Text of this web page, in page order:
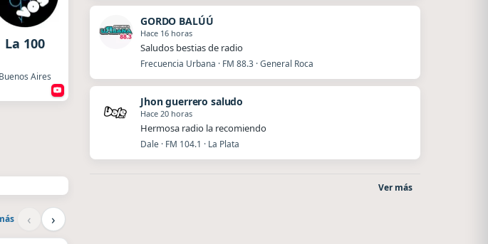
La 100
Buenos Aires
‹ ›
GORDO BALÚÚ
Hace 16 horas
Saludos bestias de radio
Frecuencia Urbana · FM 88.3 · General Roca
Jhon guerrero saludo
Hace 20 horas
Hermosa radio la recomiendo
Dale · FM 104.1 · La Plata
Ver más